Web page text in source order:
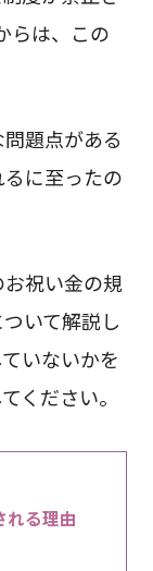
らは、この
題点がある
に至ったの
祝い金の規
いて解説し
いないかを
ください。
れる理由